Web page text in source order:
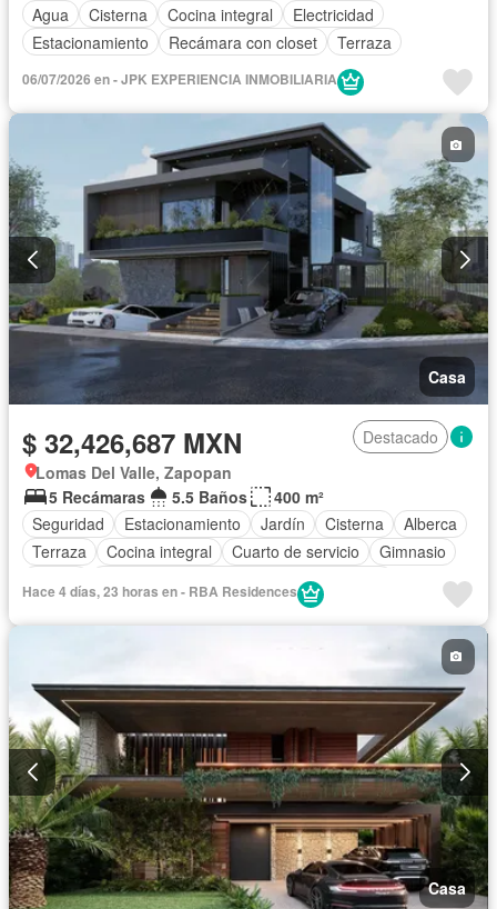
Agua
Cisterna Cocina integral
Electricidad
Estacionamiento
Recámara con closet Terraza
06/07/2026 en - JPK EXPERIENCIA INMOBILIARIA
Casa
$ 32,426,687 MXN
Destacado
Lomas Del Valle, Zapopan
5 Recámaras
5.5 Baños
400 m²
Seguridad
Estacionamiento Jardín Cisterna
Alberca
Terraza
Cocina integral Cuarto de servicio
Gimnasio
Acceso para personas con discapacidad
Sala polivalente
Internet
Circuito cerrado de televisión
Cuarto de Limpieza
Televisión por cable
Calefacción
Gas natural
Zonas verdes
Despacho
Vista panorámica
Recámara con closet
Caseta de vigilancia
Sauna
Conserje
Sin amueblar
Hace 4 días, 23 horas en - RBA Residences
Casa